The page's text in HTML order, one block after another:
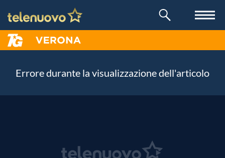
Errore durante la visualizzazione dell'articolo